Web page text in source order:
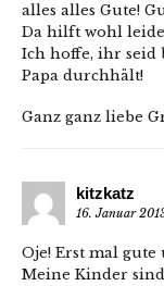
alles alles Gute!
Da hilft wohl
Ich hoffe, ihr seid
Papa durchhält!
Ganz ganz liebe
kitzkatz
16. Januar
Oje! Erst mal gute
Meine Kinder